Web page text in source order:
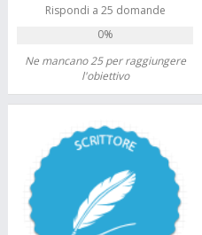
Rispondi a 25 domande
0%
Ne mancano 25 per raggiungere
l'obiettivo